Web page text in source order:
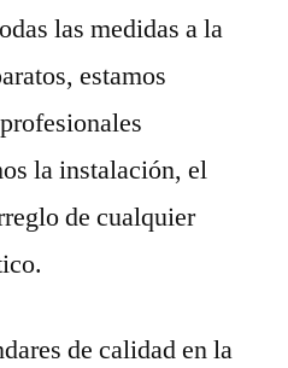
las medidas a la
estamos
la instalación, el
de cualquier
de calidad en la